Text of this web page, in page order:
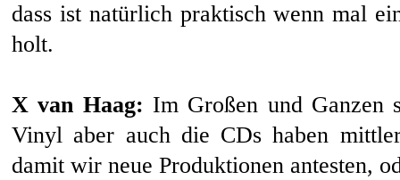
dass ist natürlich praktisch wenn mal
holt.
X van Haag: Im Großen und Ganzen
Vinyl aber auch die CDs haben
damit wir neue Produktionen antesten,